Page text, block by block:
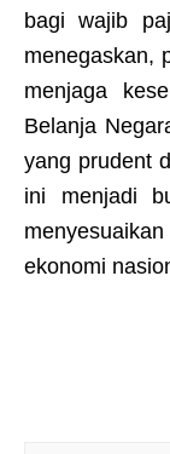
bagi wajib
menegaskan,
menjaga
Belanja
yang prudent
ini menjadi
ekonomi